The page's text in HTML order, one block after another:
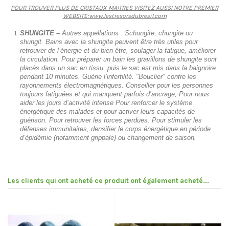
POUR TROUVER PLUS DE CRISTAUX MAITRES VISITEZ AUSSI NOTRE PREMIER
WEBSITE:www.lestresorsdubresil.com
SHUNGITE –Autres appellations : Schungite, chungite ou
shungit. Bains avec la shungite peuvent être très utiles pour
retrouver de l’énergie et du bien-être, soulager la fatigue, améliorer
la circulation. Pour préparer un bain les gravillons de shungite sont
placés dans un sac en tissu, puis le sac est mis dans la baignoire
pendant 10 minutes. Guérie l’infertilité. "Bouclier" contre les
rayonnements électromagnétiques. Conseiller pour les personnes
toujours fatiguées et qui manquent parfois d’ancrage, Pour nous
aider les jours d’activité intense Pour renforcer le système
énergétique des malades et pour activer leurs capacités de
guérison. Pour retrouver les forces perdues. Pour stimuler les
défenses immunitaires, densifier le corps énergétique en période
d’épidémie (notamment grippale) ou changement de saison.
Les clients qui ont acheté ce produit ont également acheté...